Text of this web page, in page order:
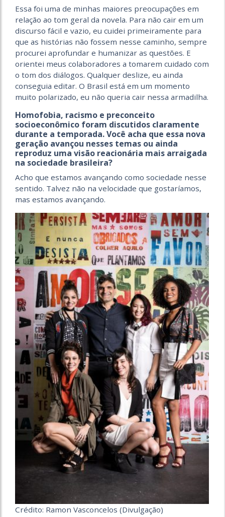
Essa foi uma de minhas maiores preocupações em
relação ao tom geral da novela. Para não cair em um
discurso fácil e vazio, eu cuidei primeiramente para
que as histórias não fossem nesse caminho, sempre
procurei aprofundar e humanizar as questões. E
orientei meus colaboradores a tomarem cuidado com
o tom dos diálogos. Qualquer deslize, eu ainda
conseguia editar. O Brasil está em um momento
muito polarizado, eu não queria cair nessa armadilha.
Homofobia, racismo e preconceito
socioeconômico foram discutidos claramente
durante a temporada. Você acha que essa nova
geração avançou nesses temas ou ainda
reproduz uma visão reacionária mais arraigada
na sociedade brasileira?
Acho que estamos avançando como sociedade nesse
sentido. Talvez não na velocidade que gostaríamos,
mas estamos avançando.
Crédito: Ramon Vasconcelos (Divulgação)